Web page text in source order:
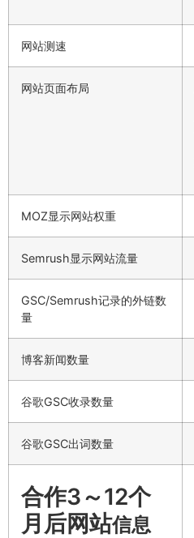
网站测速
网站页面布局
MOZ显示网站权重
Semrush显示网站流量
GSC/Semrush记录的外链数
量
博客新闻数量
谷歌GSC收录数量
谷歌GSC出词数量
合作3～12个
月后网站信息